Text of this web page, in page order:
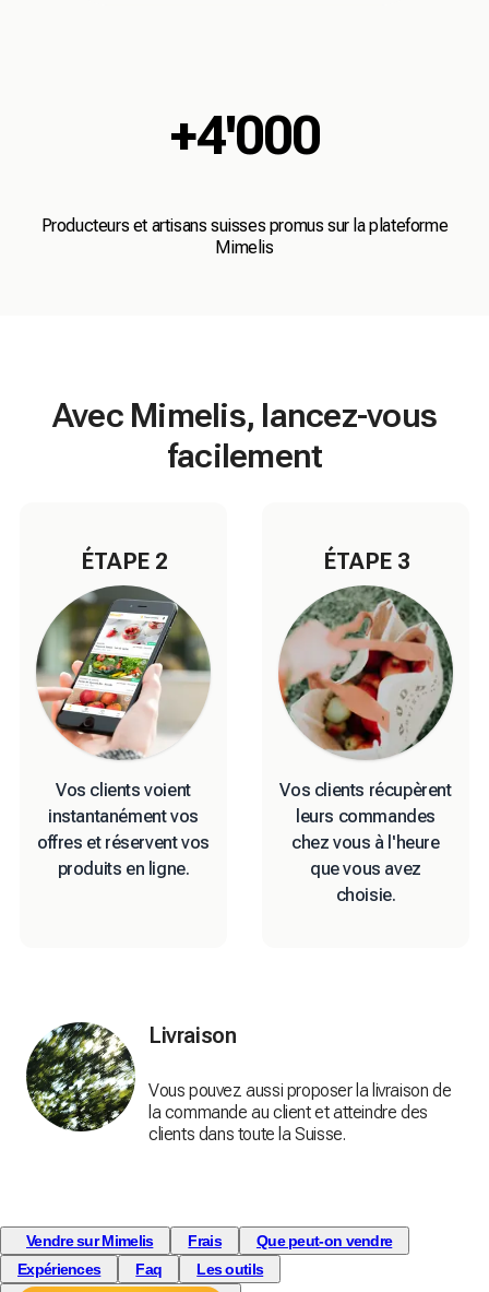
+4'000
Producteurs et artisans suisses promus sur la plateforme
Mimelis
Avec Mimelis, lancez-vous
facilement
ÉTAPE 2
Vos clients voient
instantanément vos
offres et réservent vos
produits en ligne.
ÉTAPE 3
Vos clients récupèrent
leurs commandes
chez vous à l'heure
que vous avez
choisie.
Livraison
Vous pouvez aussi proposer la livraison de
la commande au client et atteindre des
clients dans toute la Suisse.
Vendre sur Mimelis Frais
Que peut-on vendre
Expériences
Faq
Les outils